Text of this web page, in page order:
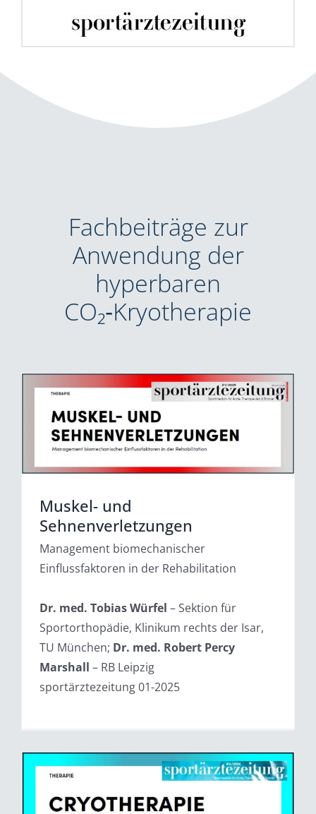
Fachbeiträge zur
Anwendung der
hyperbaren
CO₂‑Kryotherapie
Muskel- und
Sehnenverletzungen
Management biomechanischer
Einflussfaktoren in der Rehabilitation
Dr. med. Tobias Würfel – Sektion für
Sportorthopädie, Klinikum rechts der Isar,
TU München; Dr. med. Robert Percy
Marshall – RB Leipzig
sportärztezeitung 01-2025